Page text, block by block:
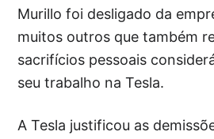
Murillo foi desligado da
muitos outros que também
sacrifícios pessoais
seu trabalho na Tesla.
A Tesla justificou as